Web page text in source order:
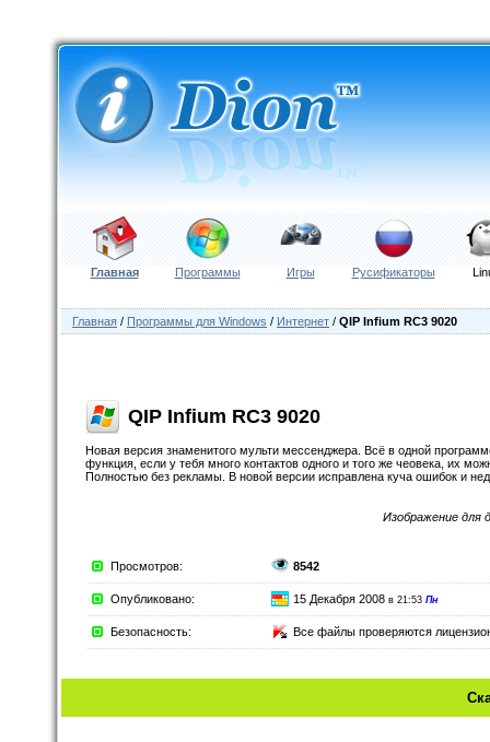
Главная Программы Игры Русификаторы
Главная / Программы для Windows / Интернет / QIP Infium RC3 9020
QIP Infium RC3 9020
Новая версия знаменитого мульти мессенджера. Всё в одной
функция, если у тебя много контактов одного и того же чеовека, их
Полностью без рекламы. В новой версии исправлена куча ошибок и
Изображение для
Просмотров: 8542
Опубликовано: 15 Декабря 2008 в 21:53 Пн
Безопасность: Все файлы проверяются